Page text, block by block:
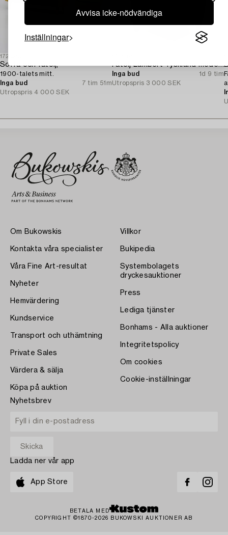
Avvisa icke-nödvändiga
Inställningar
1729210
Soffa och fåtölj,
1900-talets mitt.
Inga bud
7 tim 51m
Utropspris 4 000 SEK
Fåtölj Lambert Tyskland modern tillverkning.
Inga bud
1d 9 tim
Utropspris 3 000 SEK
Om Bukowskis
Kontakta våra specialister
Våra Fine Art-resultat
Nyheter
Hemvärdering
Kundservice
Transport och uthämtning
Private Sales
Värdera & sälja
Köpa på auktion
Villkor
Bukipedia
Systembolagets
dryckesauktioner
Press
Lediga tjänster
Bonhams - Alla auktioner
Integritetspolicy
Om cookies
Cookie-inställningar
Nyhetsbrev
Ladda ner vår app
App Store
BETALA MED
COPYRIGHT ©1870-2026 BUKOWSKI AUKTIONER AB